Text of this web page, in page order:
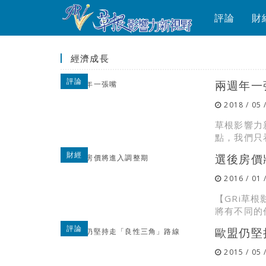
評論 財
經濟成長
評論 兩週年一
2018 / 05
草根影響
點，我們
財經 選後房
2016 / 01
【GRi草
將有不同
評論 歐盟仍
2015 / 05